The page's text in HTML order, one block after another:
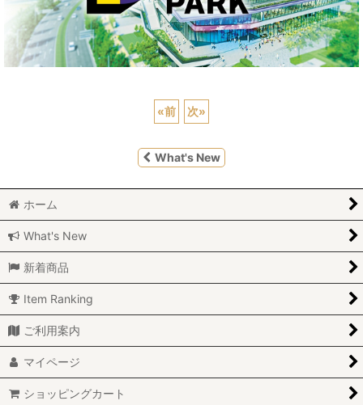
«前 次»
What's New
ホーム
What's New
新着商品
Item Ranking
ご利用案内
マイページ
ショッピングカート